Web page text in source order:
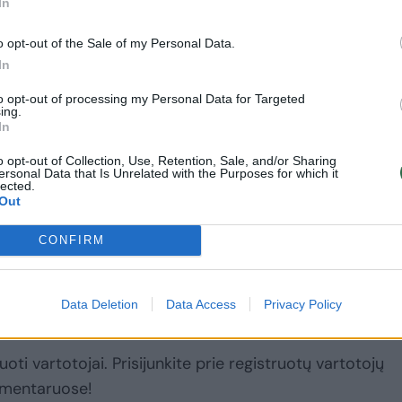
opt-out of the Sale of my Personal Data.
opt-out of processing my Personal Data for Targeted
opt-out of Collection, Use, Retention, Sale, and/or Sharing
Data that Is Unrelated with the Purposes for which it
CONFIRM
Data Deletion Data Access Privacy Policy
rytą.
labai nedaug baltųjų lokių gyvena ilgau nei 18
amžių kaip „pasaulinio lygio priežiūros,
ir veterinarų komandos, liudijimą“.
Rodyti daugiau žymių
vartotojai. Prisijunkite prie registruotų vartotojų